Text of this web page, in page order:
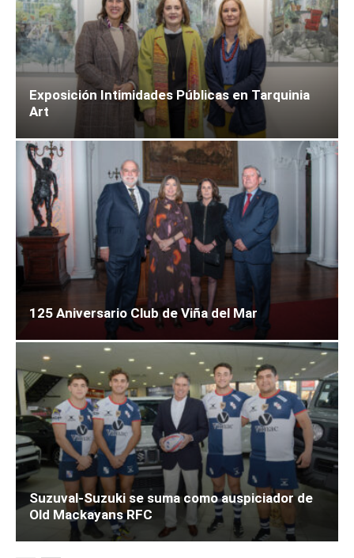
Exposición Intimidades Públicas en Tarquinia
Art
125 Aniversario Club de Viña del Mar
Suzuval-Suzuki se suma como auspiciador de
Old Mackayans RFC